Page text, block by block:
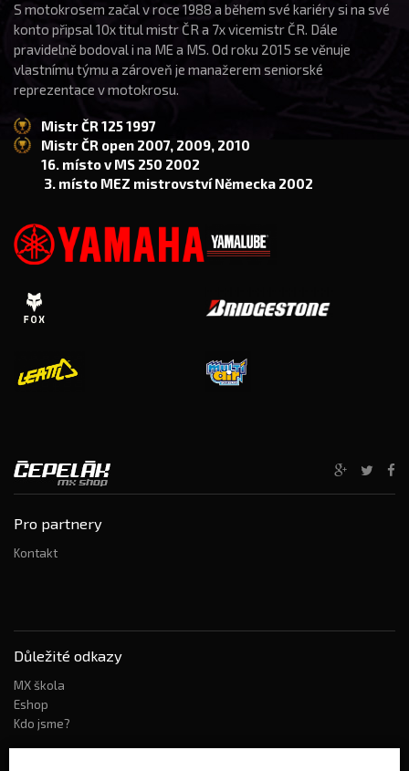
S motokrosem začal v roce 1988 a během své kariéry si na své
konto připsal 10x titul mistr ČR a 7x vicemistr ČR. Dále
pravidelně bodoval i na ME a MS. Od roku 2015 se věnuje
vlastnímu týmu a zároveň je manažerem seniorské
reprezentace v motokrosu.
Mistr ČR 125 1997
Mistr ČR open 2007, 2009, 2010
16. místo v MS 250 2002
3. místo MEZ mistrovství Německa 2002
Pro partnery
Kontakt
Důležité odkazy
MX škola
Eshop
Kdo jsme?